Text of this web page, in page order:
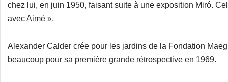
chez lui, en juin 1950, faisant suite à une exposition Miró.
avec Aimé ».
Alexander Calder crée pour les jardins de la Fondation
beaucoup pour sa première grande rétrospective en 1969.